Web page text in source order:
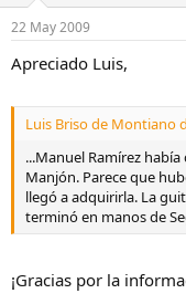
22 May 2009
Apreciado Luis,
Luis Briso de Montiano
...Manuel Ramírez
Manjón. Parece que
llegó a adquirirla. La
terminó en manos de
¡Gracias por la